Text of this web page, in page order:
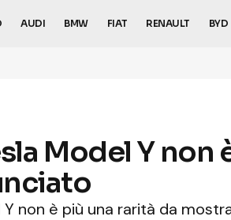
AUDI BMW FIAT RENAULT BYD
Model Y
Y non è più una rarità da